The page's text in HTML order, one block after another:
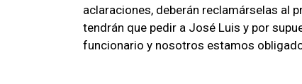
aclaraciones, deberán reclamárselas al
tendrán que pedir a José Luis y por
funcionario y nosotros estamos